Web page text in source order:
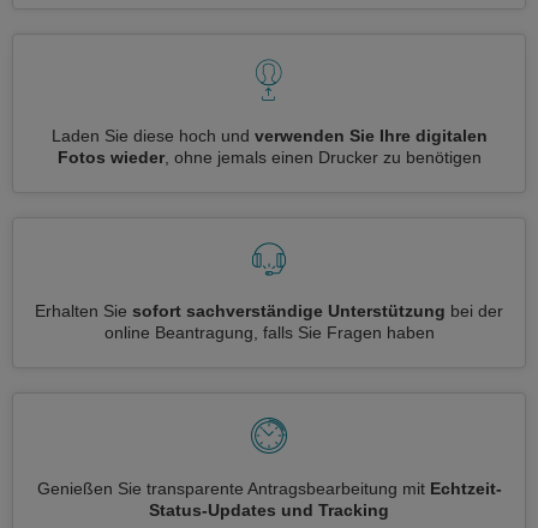
Laden Sie diese hoch und verwenden Sie Ihre digitalen
Fotos wieder, ohne jemals einen Drucker zu benötigen
Erhalten Sie sofort sachverständige Unterstützung bei der
online Beantragung, falls Sie Fragen haben
Genießen Sie transparente Antragsbearbeitung mit Echtzeit-
Status-Updates und Tracking